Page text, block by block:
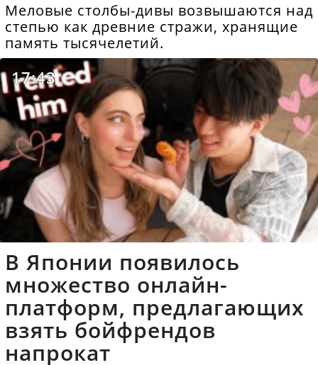
Меловые столбы-дивы возвышаются над
степью как древние стражи, хранящие
память тысячелетий.
17:43
В Японии появилось
множество онлайн-
платформ, предлагающих
взять бойфрендов
напрокат